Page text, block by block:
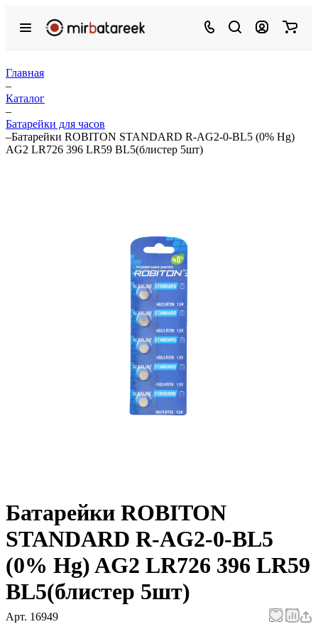
Главная
–
Каталог
–
Батарейки для часов
–Батарейки ROBITON STANDARD R-AG2-0-BL5 (0% Hg)
AG2 LR726 396 LR59 BL5(блистер 5шт)
Батарейки ROBITON
STANDARD R-AG2-0-BL5
(0% Hg) AG2 LR726 396 LR59
BL5(блистер 5шт)
Арт. 16949